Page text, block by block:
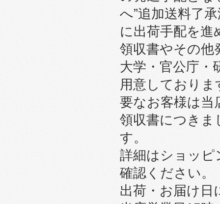
へ”追加送料了
に出荷手配を進
領収書やその他
大学・官公庁・
用意しておりま
要なお客様は当
領収書につきま
す。
詳細はショッ
確認ください。
出荷・お届け日